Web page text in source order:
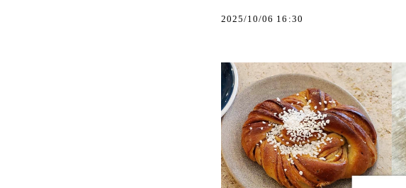
2025/10/06 16:30